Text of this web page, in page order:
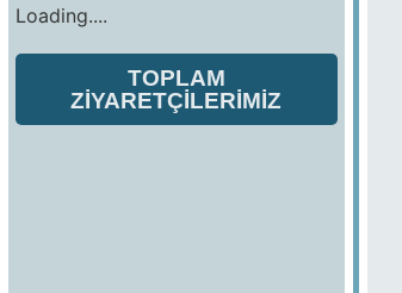
Loading....
TOPLAM
ZİYARETÇİLERİMİZ